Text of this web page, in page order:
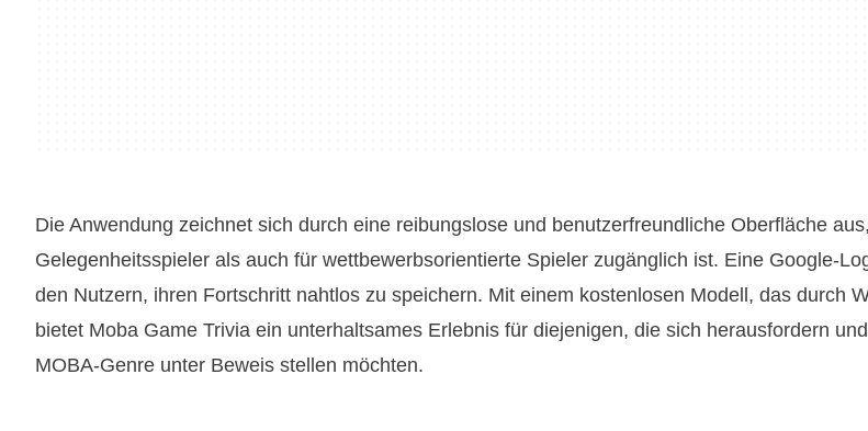
Die Anwendung zeichnet sich durch eine reibungslose und benutzerfreundliche Oberfläche
Gelegenheitsspieler als auch für wettbewerbsorientierte Spieler zugänglich ist. Eine Google-
den Nutzern, ihren Fortschritt nahtlos zu speichern. Mit einem kostenlosen Modell, das durch
bietet Moba Game Trivia ein unterhaltsames Erlebnis für diejenigen, die sich herausfordern
MOBA-Genre unter Beweis stellen möchten.